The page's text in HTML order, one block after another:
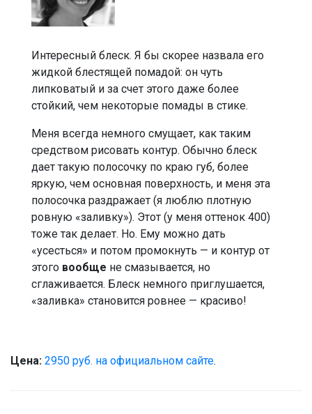
Интересный блеск. Я бы скорее назвала его
жидкой блестящей помадой: он чуть
липковатый и за счет этого даже более
стойкий, чем некоторые помады в стике.
Меня всегда немного смущает, как таким
средством рисовать контур. Обычно блеск
дает такую полосочку по краю губ, более
яркую, чем основная поверхность, и меня эта
полосочка раздражает (я люблю плотную
ровную «заливку»). Этот (у меня оттенок 400)
тоже так делает. Но. Ему можно дать
«усесться» и потом промокнуть — и контур от
этого вообще не смазывается, но
сглаживается. Блеск немного приглушается,
«заливка» становится ровнее — красиво!
Цена: 2950 руб. на официальном сайте.